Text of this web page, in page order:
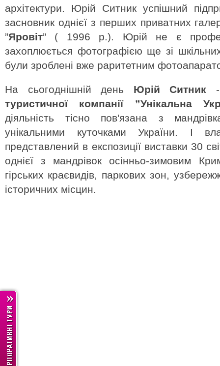
архітектури. Юрій Ситник успішний
засновник однієї з перших приватних
”Яровіт” ( 1996 р.). Юрій не є
захоплюється фотографією ще зі
були зроблені вже раритетним
На сьогоднішній день Юрій Ситник
туристичної компанії ”Унікальна
діяльність тісно пов'язана з
унікальними куточками України. І
представлений в експозиції виставки 30
однієї з мандрівок осінньо-зимовим
гірських краєвидів, паркових зон,
історичних місцин.